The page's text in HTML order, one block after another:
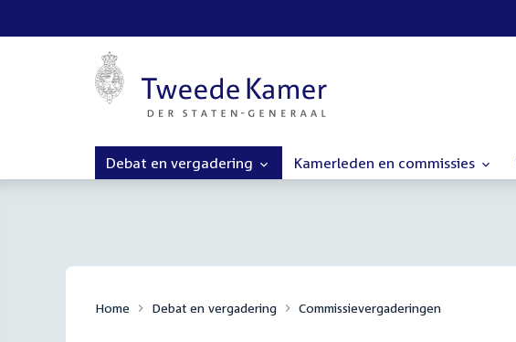
Debat en vergadering Kamerleden en commissies
Home Debat en vergadering Commissievergaderingen